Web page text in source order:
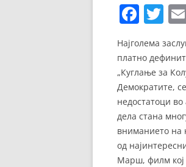
F
c
e
b
o
o
k
T
itt
er
Најголема
платно
„Куглање за
Демократите,
недостатоци
дела стана
вниманието на
од
Марш, филм кој